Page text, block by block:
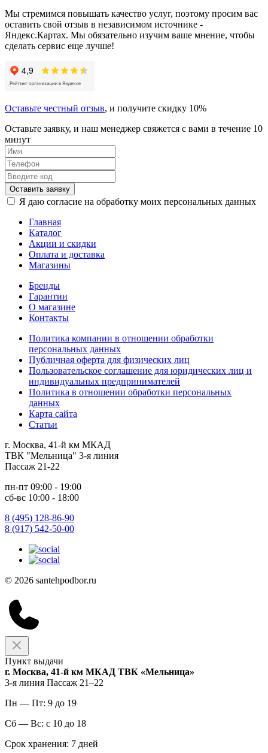
Мы стремимся повышать качество услуг, поэтому просим вас
оставить свой отзыв в независимом источнике -
Яндекс.Картах. Мы обязательно изучим ваше мнение, чтобы
сделать сервис еще лучше!
Оставьте честный отзыв, и получите скидку 10%
Оставьте заявку, и наш менеджер свяжется с вами в течение 10
минут
Оставить заявку
Я даю согласие на обработку моих персональных данных
Главная
Каталог
Акции и скидки
Оплата и доставка
Магазины
Бренды
Гарантии
О магазине
Контакты
Политика компании в отношении обработки
персональных данных
Публичная оферта для физических лиц
Пользовательское соглашение для юридических лиц и
индивидуальных предпринимателей
Политика в отношении обработки персональных
данных
Карта сайта
Статьи
г. Москва, 41-й км МКАД
ТВК "Мельница" 3-я линия
Пассаж 21-22
пн-пт 09:00 - 19:00
сб-вс 10:00 - 18:00
8 (495) 128-86-90
8 (917) 542-50-00
© 2026 santehpodbor.ru
Пункт выдачи
г. Москва, 41-й км МКАД ТВК «Мельница»
3-я линия Пассаж 21–22
Пн — Пт: 9 до 19
Сб — Вс: с 10 до 18
Срок хранения: 7 дней